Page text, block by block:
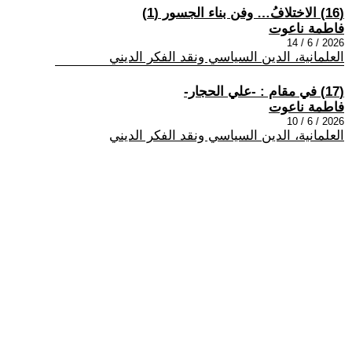
(16) الاختلافُ… وفن بناء الجسور (1)
فاطمة ناعوت
2026 / 6 / 14
العلمانية، الدين السياسي ونقد الفكر الديني
(17) في مقام : -علي الحجار-
فاطمة ناعوت
2026 / 6 / 10
العلمانية، الدين السياسي ونقد الفكر الديني